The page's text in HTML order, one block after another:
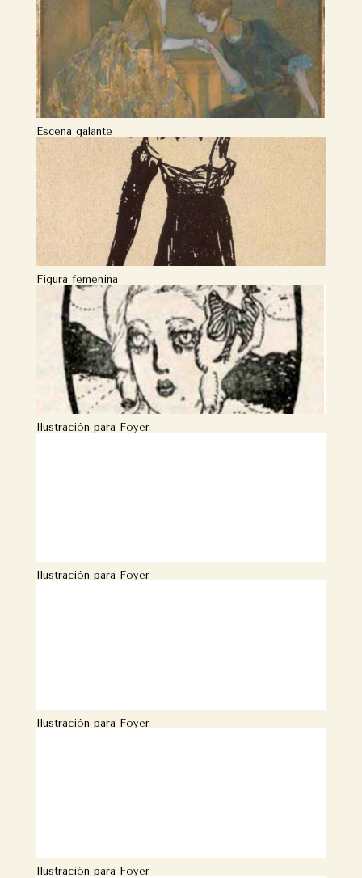
Escena galante
Figura femenina
Ilustración para Foyer
Ilustración para Foyer
Ilustración para Foyer
Ilustración para Foyer